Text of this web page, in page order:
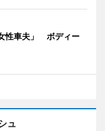
性車夫」 ボディー
ュ